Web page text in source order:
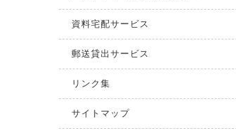
資料宅配サービス
郵送貸出サービス
リンク集
サイトマップ